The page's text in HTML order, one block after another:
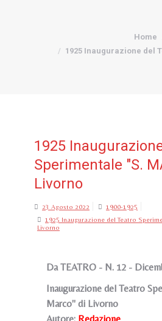
Home
1925 Inaugurazione del
1925
Sperimentale "S.
Livorno
23 Agosto 2022
1900-1925
1925 Inaugurazione del Teatro
Livorno
Da TEATRO - N. 12 -
Inaugurazione del Teatro
Marco" di Livorno